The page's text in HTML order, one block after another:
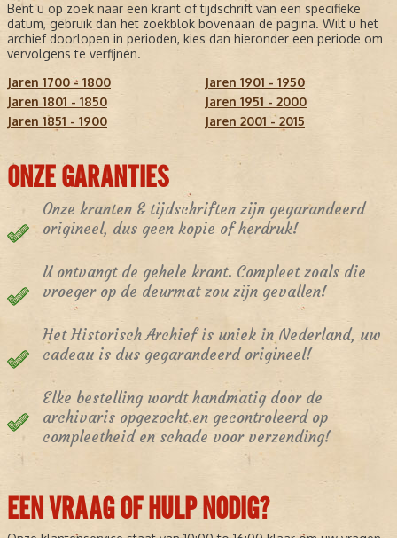
Bent u op zoek naar een krant of tijdschrift van een specifieke
datum, gebruik dan het zoekblok bovenaan de pagina. Wilt u het
archief doorlopen in perioden, kies dan hieronder een periode om
vervolgens te verfijnen.
Jaren 1700 - 1800
Jaren 1801 - 1850
Jaren 1851 - 1900
Jaren 1901 - 1950
Jaren 1951 - 2000
Jaren 2001 - 2015
ONZE GARANTIES
Onze kranten & tijdschriften zijn gegarandeerd
origineel, dus geen kopie of herdruk!
U ontvangt de gehele krant. Compleet zoals die
vroeger op de deurmat zou zijn gevallen!
Het Historisch Archief is uniek in Nederland, uw
cadeau is dus gegarandeerd origineel!
Elke bestelling wordt handmatig door de
archivaris opgezocht en gecontroleerd op
compleetheid en schade voor verzending!
EEN VRAAG OF HULP NODIG?